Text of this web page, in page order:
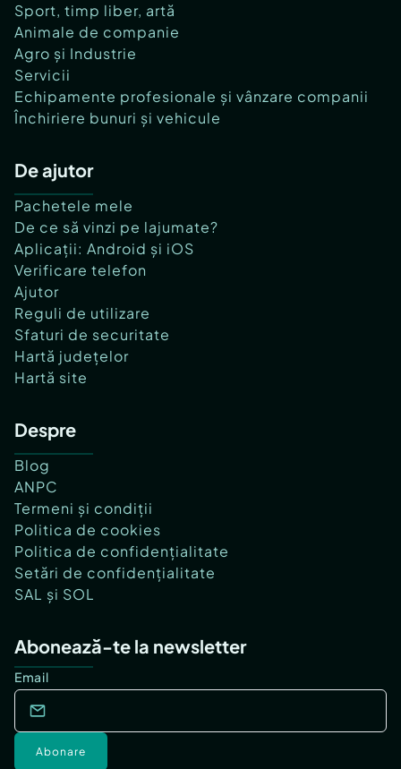
Sport, timp liber, artă
Animale de companie
Agro și Industrie
Servicii
Echipamente profesionale și vânzare companii
Închiriere bunuri și vehicule
De ajutor
Pachetele mele
De ce să vinzi pe lajumate?
Aplicații: Android și iOS
Verificare telefon
Ajutor
Reguli de utilizare
Sfaturi de securitate
Hartă județelor
Hartă site
Despre
Blog
ANPC
Termeni și condiții
Politica de cookies
Politica de confidențialitate
Setări de confidențialitate
SAL și SOL
Abonează-te la newsletter
Email
Abonare